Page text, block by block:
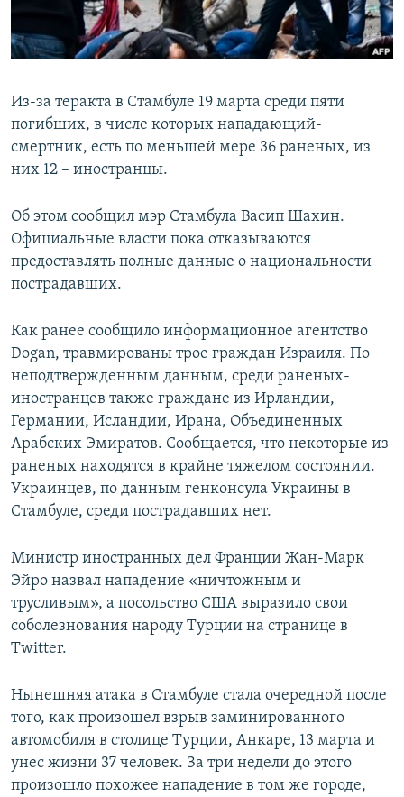
ПОБЕДИТЕЛЕЙ НЕ СУДЯТ?
КРЫМ.НЕПОКОРЕННЫЙ
УКРАИНСКАЯ ПРОБЛЕМА КРЫМА
ПРИСОЕДИНЯЙТЕСЬ!
Из-за теракта в Стамбуле 19 марта среди пяти
погибших, в числе которых нападающий-
смертник, есть по меньшей мере 36 раненых, из
них 12 – иностранцы.
Об этом сообщил мэр Стамбула Васип Шахин.
Официальные власти пока отказываются
предоставлять полные данные о национальности
пострадавших.
Как ранее сообщило информационное агентство
Dogan, травмированы трое граждан Израиля. По
неподтвержденным данным, среди раненых-
иностранцев также граждане из Ирландии,
Германии, Исландии, Ирана, Объединенных
Арабских Эмиратов. Сообщается, что некоторые из
раненых находятся в крайне тяжелом состоянии.
Украинцев, по данным генконсула Украины в
Стамбуле, среди пострадавших нет.
Министр иностранных дел Франции Жан-Марк
Эйро назвал нападение «ничтожным и
трусливым», а посольство США выразило свои
соболезнования народу Турции на странице в
Twitter.
Нынешняя атака в Стамбуле стала очередной после
того, как произошел взрыв заминированного
автомобиля в столице Турции, Анкаре, 13 марта и
унес жизни 37 человек. За три недели до этого
произошло похожее нападение в том же городе,